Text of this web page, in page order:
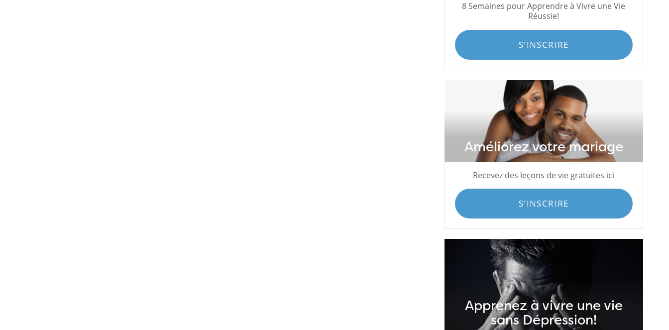
8 Semaines pour Apprendre à Vivre une Vie
Réussie!
S'INSCRIRE
Améliorez votre mariage
Recevez des leçons de vie gratuites ici
S'INSCRIRE
Apprenez à vivre une vie
sans Dépression!